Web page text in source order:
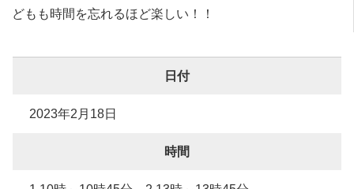
どもも時間を忘れるほど楽しい！！
日付
2023年2月18日
時間